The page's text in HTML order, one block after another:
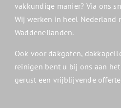
vakkundige manier? Via ons
Wij werken in heel Nederland
Waddeneilanden.
Ook voor dakgoten,
reinigen bent u bij ons aan het
gerust een vrijblijvende